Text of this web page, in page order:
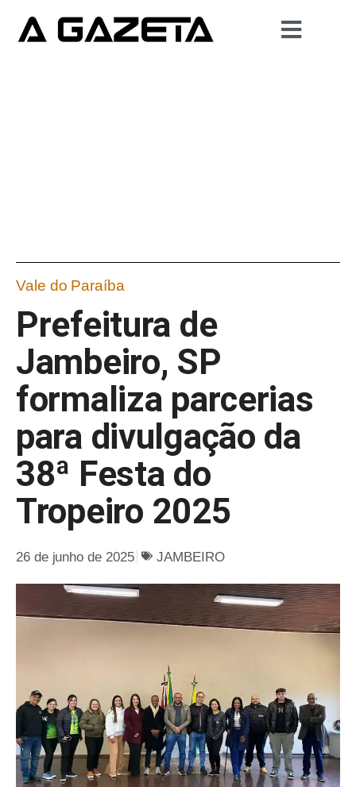
Vale do Paraíba
Prefeitura de
Jambeiro, SP
formaliza parcerias
para divulgação da
38ª Festa do
Tropeiro 2025
26 de junho de 2025 JAMBEIRO